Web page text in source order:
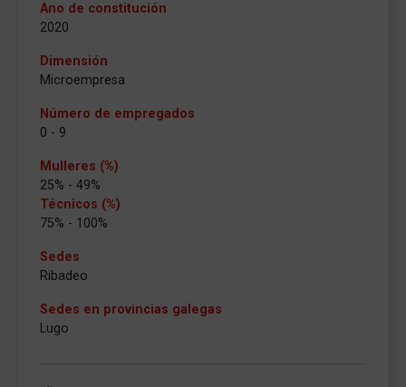
Ano de constitución
2020
Dimensión
Microempresa
Número de empregados
0 - 9
Mulleres (%)
25% - 49%
Técnicos (%)
75% - 100%
Sedes
Ribadeo
Sedes en provincias galegas
Lugo